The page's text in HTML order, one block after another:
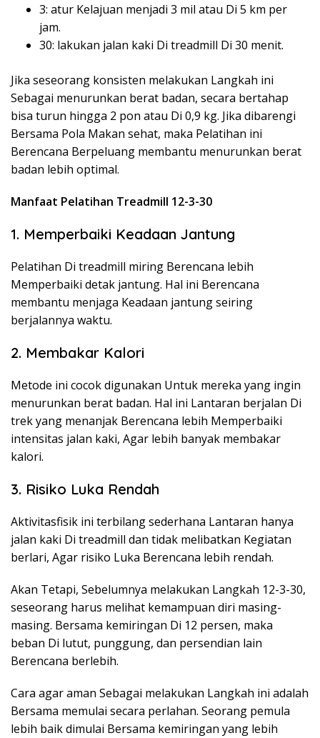
3: atur Kelajuan menjadi 3 mil atau Di 5 km per
jam.
30: lakukan jalan kaki Di treadmill Di 30 menit.
Jika seseorang konsisten melakukan Langkah ini
Sebagai menurunkan berat badan, secara bertahap
bisa turun hingga 2 pon atau Di 0,9 kg. Jika dibarengi
Bersama Pola Makan sehat, maka Pelatihan ini
Berencana Berpeluang membantu menurunkan berat
badan lebih optimal.
Manfaat Pelatihan Treadmill 12-3-30
1. Memperbaiki Keadaan Jantung
Pelatihan Di treadmill miring Berencana lebih
Memperbaiki detak jantung. Hal ini Berencana
membantu menjaga Keadaan jantung seiring
berjalannya waktu.
2. Membakar Kalori
Metode ini cocok digunakan Untuk mereka yang ingin
menurunkan berat badan. Hal ini Lantaran berjalan Di
trek yang menanjak Berencana lebih Memperbaiki
intensitas jalan kaki, Agar lebih banyak membakar
kalori.
3. Risiko Luka Rendah
Aktivitasfisik ini terbilang sederhana Lantaran hanya
jalan kaki Di treadmill dan tidak melibatkan Kegiatan
berlari, Agar risiko Luka Berencana lebih rendah.
Akan Tetapi, Sebelumnya melakukan Langkah 12-3-30,
seseorang harus melihat kemampuan diri masing-
masing. Bersama kemiringan Di 12 persen, maka
beban Di lutut, punggung, dan persendian lain
Berencana berlebih.
Cara agar aman Sebagai melakukan Langkah ini adalah
Bersama memulai secara perlahan. Seorang pemula
lebih baik dimulai Bersama kemiringan yang lebih